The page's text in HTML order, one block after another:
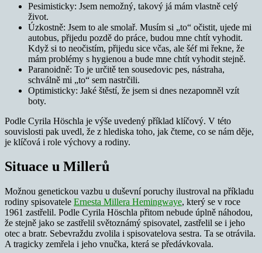
Pesimisticky: Jsem nemožný, takový já mám vlastně celý
život.
Úzkostně: Jsem to ale smolař. Musím si „to“ očistit, ujede mi
autobus, přijedu pozdě do práce, budou mne chtít vyhodit.
Když si to neočistím, přijedu sice včas, ale šéf mi řekne, že
mám problémy s hygienou a bude mne chtít vyhodit stejně.
Paranoidně: To je určitě ten sousedovic pes, nástraha,
schválně mi „to“ sem nastrčili.
Optimisticky: Jaké štěstí, že jsem si dnes nezapomněl vzít
boty.
Podle Cyrila Höschla je výše uvedený příklad klíčový. V této
souvislosti pak uvedl, že z hlediska toho, jak čteme, co se nám děje,
je klíčová i role výchovy a rodiny.
Situace u Millerů
Možnou genetickou vazbu u duševní poruchy ilustroval na příkladu
rodiny spisovatele Ernesta Millera Hemingwaye, který se v roce
1961 zastřelil. Podle Cyrila Höschla přitom nebude úplně náhodou,
že stejně jako se zastřelil světoznámý spisovatel, zastřelil se i jeho
otec a bratr. Sebevraždu zvolila i spisovatelova sestra. Ta se otrávila.
A tragicky zemřela i jeho vnučka, která se předávkovala.